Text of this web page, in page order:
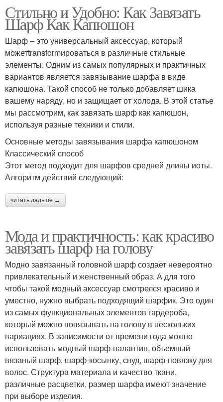
Стильно и Удобно: Как Завязать
Шарф Как Капюшон
Шарф – это универсальный аксессуар, который
можетtransformироваться в различные стильные
элементы. Одним из самых популярных и практичных
вариантов является завязывание шарфа в виде
капюшона. Такой способ не только добавляет шика
вашему наряду, но и защищает от холода. В этой статье
мы рассмотрим, как завязать шарф как капюшон,
используя разные техники и стили.
Основные методы завязывания шарфа капюшоном
Классический способ
Этот метод подходит для шарфов средней длины иоты.
Алгоритм действий следующий:
читать дальше →
Мода и практичность: как красиво
завязать шарф на голову
Модно завязанный головной шарф создает невероятно
привлекательный и женственный образ. А для того
чтобы такой модный аксессуар смотрелся красиво и
уместно, нужно выбрать подходящий шарфик. Это один
из самых функциональных элементов гардероба,
который можно повязывать на голову в нескольких
вариациях. В зависимости от времени года можно
использовать модный шарф-палантин, объемный
вязаный шарф, шарф-косынку, снуд, шарф-повязку для
волос. Структура материала и качество ткани,
различные расцветки, размер шарфа имеют значение
при выборе изделия.